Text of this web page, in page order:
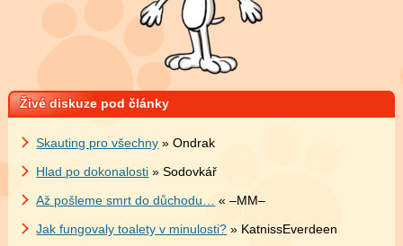
Živé diskuze pod články
Skauting pro všechny » Ondrak
Hlad po dokonalosti » Sodovkář
Až pošleme smrt do důchodu…
« –MM–
Jak fungovaly toalety v minulosti? » KatnissEverdeen